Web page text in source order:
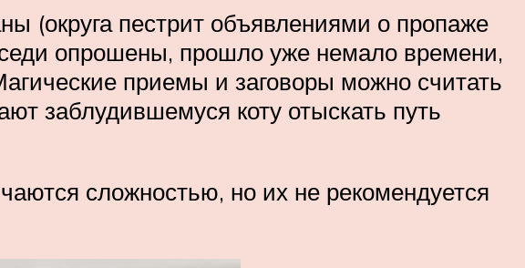
(округа пестрит объявлениями о пропаже
опрошены, прошло уже немало времени,
приемы и заговоры можно считать
заблудившемуся коту отыскать путь
сложностью, но их не рекомендуется